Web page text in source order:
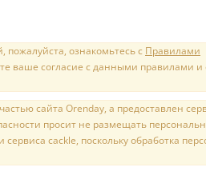
ознакомьтесь с Правилами
ваше согласие с данными правилами и
сайта Orenday, а предоставлен
просит не размещать
cackle, поскольку обработка